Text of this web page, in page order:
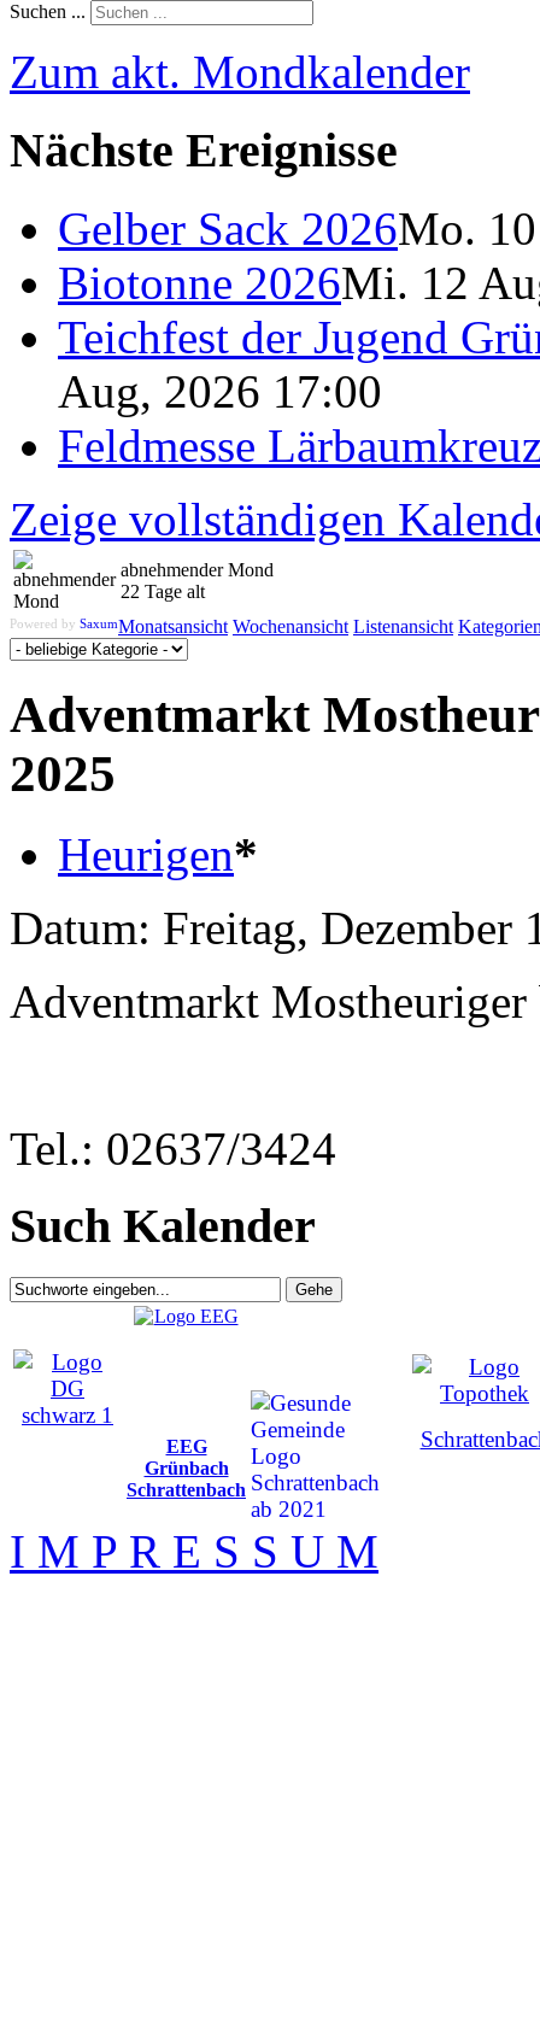
Suchen ...
Zum akt. Mondkalender
Nächste Ereignisse
Gelber Sack 2026Mo.
Biotonne 2026Mi. 12
Teichfest der Jugend
Aug, 2026 17:00
Feldmesse
Zeige vollständigen
abnehmender Mond
22 Tage alt
Powered by SaxumMonatsansicht Wochenansicht Listenansicht
Adventmarkt
2025
Heurigen*
Datum: Freitag, Dezember
Adventmarkt Mostheuriger
Tel.: 02637/3424
Such Kalender
EEG
Grünbach
Schrattenbach
I M P R E S S U M